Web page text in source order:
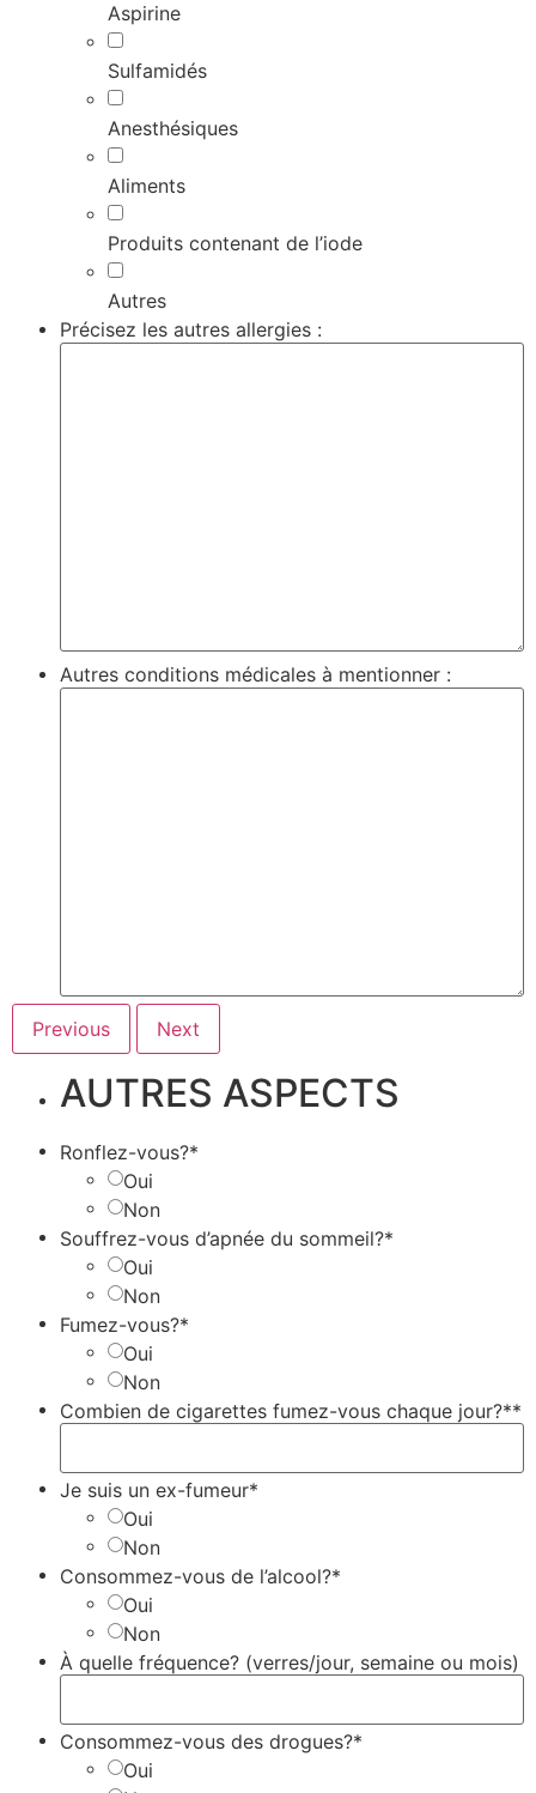
Aspirine
Sulfamidés
Anesthésiques
Aliments
Produits contenant de l’iode
Autres
Précisez les autres allergies :
Autres conditions médicales à mentionner :
AUTRES ASPECTS
Ronflez-vous?*
Oui
Non
Souffrez-vous d’apnée du sommeil?*
Oui
Non
Fumez-vous?*
Oui
Non
Combien de cigarettes fumez-vous chaque jour?**
Je suis un ex-fumeur*
Oui
Non
Consommez-vous de l’alcool?*
Oui
Non
À quelle fréquence? (verres/jour, semaine ou mois)
Consommez-vous des drogues?*
Oui